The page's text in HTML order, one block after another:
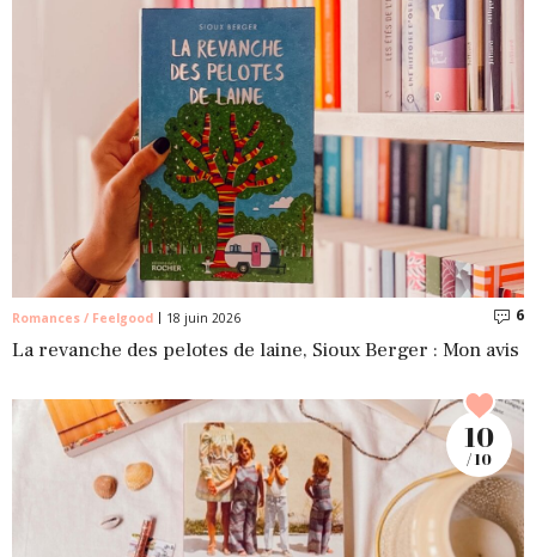
Romances / Feelgood 18 juin 2026 6
La revanche des pelotes de laine, Sioux Berger : Mon avis
10
/ 10